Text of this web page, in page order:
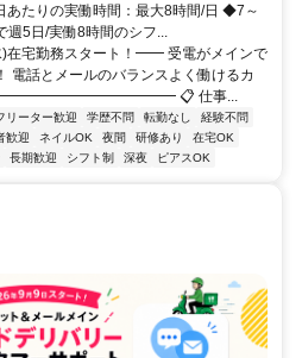
あたりの実働時間：最大8時間/日 ◆7～
週5日/実働8時間のシフ...
宅勤務スタート！━━ 受電がメインで
電話とメールのバランスよく働けるカ
━━━━━━━━━━━━━━ 📋 仕事...
リーター歓迎 学歴不問 転勤なし
経験不問
歓迎 ネイルOK 夜間 研修あり
在宅OK
長期歓迎 シフト制 深夜 ピアスOK